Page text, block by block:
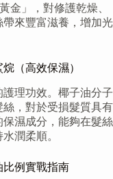
金」，對修護乾燥、
來豐富滋養，增加光
（高效保濕）
理功效。椰子油分子
，對於受損髮質具有
濕成分，能夠在髮絲
潤柔順。
比例實戰指南